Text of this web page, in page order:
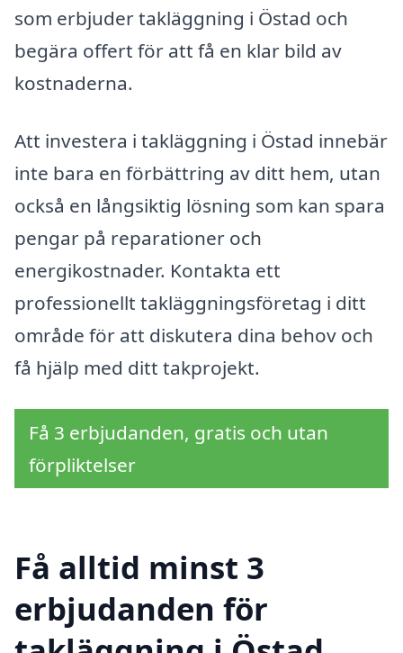
som erbjuder takläggning i Östad och
begära offert för att få en klar bild av
kostnaderna.
Att investera i takläggning i Östad innebär
inte bara en förbättring av ditt hem, utan
också en långsiktig lösning som kan spara
pengar på reparationer och
energikostnader. Kontakta ett
professionellt takläggningsföretag i ditt
område för att diskutera dina behov och
få hjälp med ditt takprojekt.
Få 3 erbjudanden, gratis och utan
förpliktelser
Få alltid minst 3
erbjudanden för